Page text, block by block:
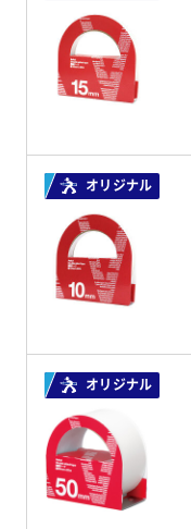
オリジナル
オリジナル